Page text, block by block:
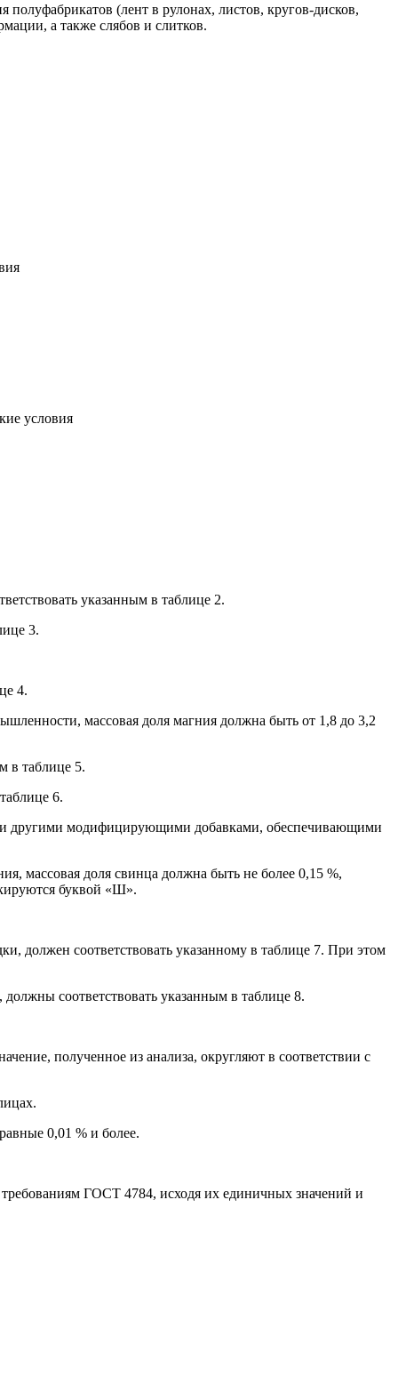
(лент в рулонах, листов, кругов-дисков,
а также слябов и слитков.
условия
указанным в таблице 2.
3.
4.
массовая доля магния должна быть от 1,8 до 3,2
в таблице 5.
6.
другими модифицирующими добавками, обеспечивающими
массовая доля свинца должна быть не более 0,15 %,
буквой «Ш».
должен соответствовать указанному в таблице 7. При этом
соответствовать указанным в таблице 8.
полученное из анализа, округляют в соответствии с
0,01 % и более.
требованиям ГОСТ 4784, исходя их единичных значений и